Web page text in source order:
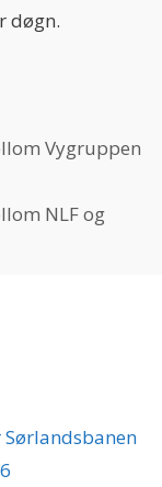
døgn.
Vygruppen
NLF og